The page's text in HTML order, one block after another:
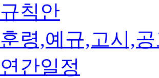
규칙안
훈령,예규,고시,
연간일정